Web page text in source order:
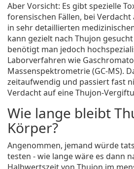
Aber Vorsicht: Es gibt spezielle
forensischen Fällen, bei
in sehr detaillierten
kann gezielt nach Thujon
benötigt man jedoch
Laborverfahren wie
Massenspektrometrie (GC-MS).
zeitaufwendig und passiert fast
Verdacht auf eine Thujon-
Wie lange bleibt
Körper?
Angenommen, jemand würde
testen - wie lange wäre es dann